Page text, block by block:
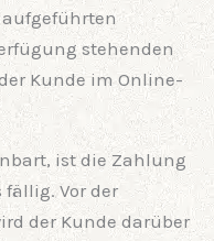
stehenden
Kunde im Online-
ist die Zahlung
Vor der
der Kunde darüber